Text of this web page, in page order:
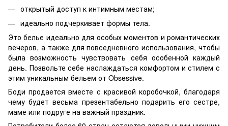
открытый доступ к интимным местам;
идеально подчеркивает формы тела.
Это белье идеально для особых моментов и романтических
вечеров, а также для повседневного использования, чтобы
была возможность чувствовать себя особенной каждый
день. Позвольте себе наслаждаться комфортом и стилем с
этим уникальным бельем от Obsessive.
Боди продается вместе с красивой коробочкой, благодаря
чему будет весьма презентабельно подарить его сестре,
маме или подруге на важный праздник.